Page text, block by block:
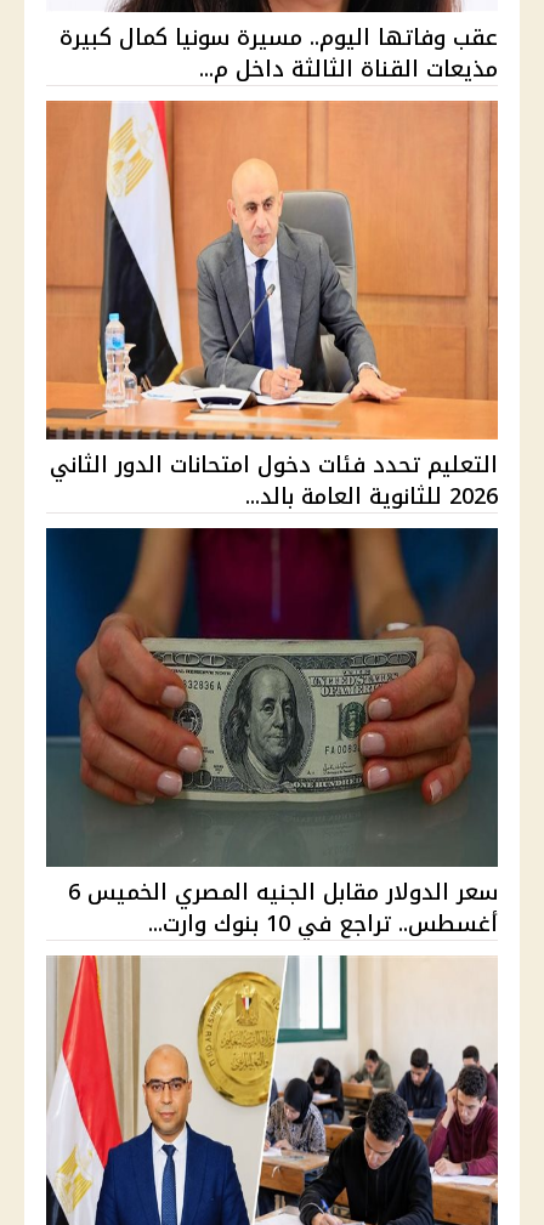
عقب وفاتها اليوم.. مسيرة سونيا كمال كبيرة
مذيعات القناة الثالثة داخل م...
التعليم تحدد فئات دخول امتحانات الدور الثاني
2026 للثانوية العامة بالد...
سعر الدولار مقابل الجنيه المصري الخميس 6
أغسطس.. تراجع في 10 بنوك وارت...